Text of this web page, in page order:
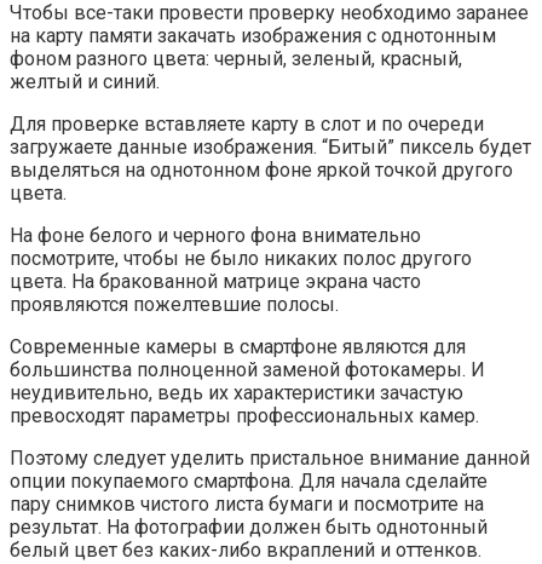
Чтобы все-таки провести проверку необходимо заранее
на карту памяти закачать изображения с однотонным
фоном разного цвета: черный, зеленый, красный,
желтый и синий.
Для проверке вставляете карту в слот и по очереди
загружаете данные изображения. “Битый” пиксель будет
выделяться на однотонном фоне яркой точкой другого
цвета.
На фоне белого и черного фона внимательно
посмотрите, чтобы не было никаких полос другого
цвета. На бракованной матрице экрана часто
проявляются пожелтевшие полосы.
Современные камеры в смартфоне являются для
большинства полноценной заменой фотокамеры. И
неудивительно, ведь их характеристики зачастую
превосходят параметры профессиональных камер.
Поэтому следует уделить пристальное внимание данной
опции покупаемого смартфона. Для начала сделайте
пару снимков чистого листа бумаги и посмотрите на
результат. На фотографии должен быть однотонный
белый цвет без каких-либо вкраплений и оттенков.